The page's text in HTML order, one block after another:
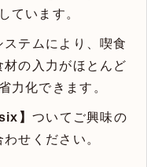
ています。
テムにより、喫食
の入力がほとんど
力化できます。
】 ついてご興味の
せください。